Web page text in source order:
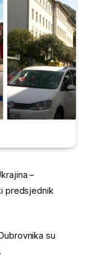
–
predsjednik
su